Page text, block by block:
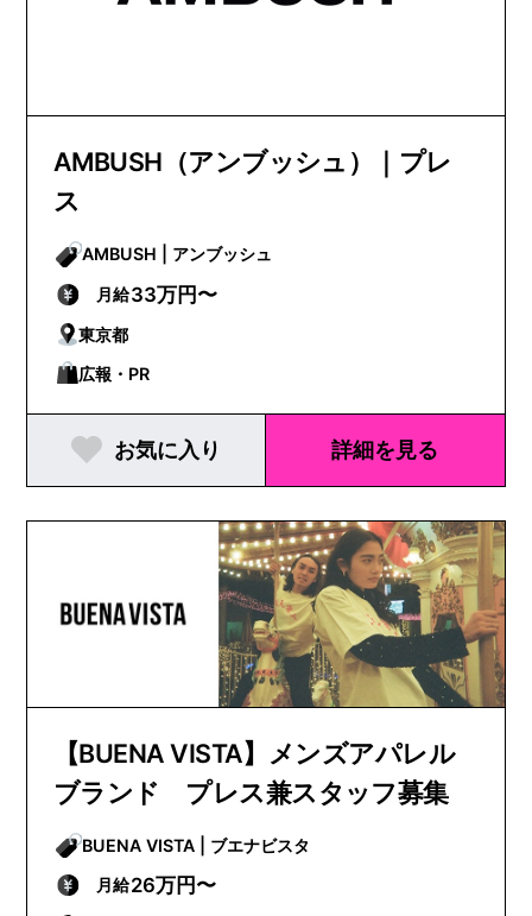
AMBUSH（アンブッシュ）｜プレ
ス
AMBUSH | アンブッシュ
月給33万円〜
東京都
広報・PR
お気に入り 詳細を見る
【BUENA VISTA】メンズアパレル
ブランド プレス兼スタッフ募集
BUENA VISTA | ブエナビスタ
月給26万円〜